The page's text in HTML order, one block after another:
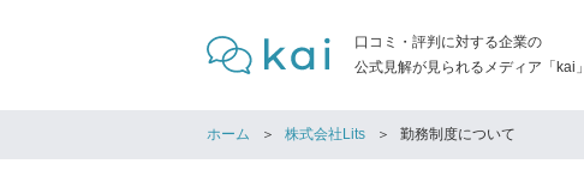
口コミ・評判に対する企業の
公式見解が見られるメディア「kai」
ホーム 株式会社Lits 勤務制度について